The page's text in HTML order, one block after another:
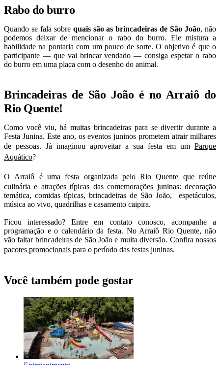
Rabo do burro
Quando se fala sobre quais são as brincadeiras de São João, não
podemos deixar de mencionar o rabo do burro. Ele mistura a
habilidade na pontaria com um pouco de sorte. O objetivo é que o
participante — que vai brincar vendado — consiga espetar o rabo
do burro em uma placa com o desenho do animal.
Brincadeiras de São João é no Arraiô do
Rio Quente!
Como você viu, há muitas brincadeiras para se divertir durante a
Festa Junina. Este ano, os eventos juninos prometem atrair milhares
de pessoas. Já imaginou aproveitar a sua festa em um Parque
Aquático?
O Arraiô é uma festa organizada pelo Rio Quente que reúne
culinária e atrações típicas das comemorações juninas: decoração
temática, comidas típicas, brincadeiras de São João, espetáculos,
música ao vivo, quadrilhas e casamento caipira.
Ficou interessado? Entre em contato conosco, acompanhe a
programação e o calendário da festa. No Arraiô Rio Quente, não
vão faltar brincadeiras de São João e muita diversão. Confira nossos
pacotes promocionais para o período das festas juninas.
Você também pode gostar